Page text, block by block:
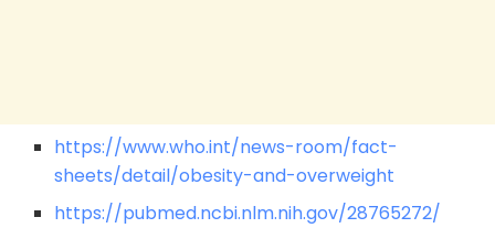
https://www.who.int/news-room/fact-
sheets/detail/obesity-and-overweight
https://pubmed.ncbi.nlm.nih.gov/28765272/